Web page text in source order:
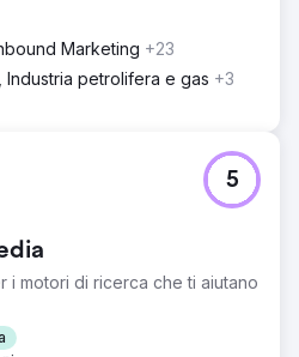
Marketing +23
Industria petrolifera e gas +3
i motori di ricerca che ti aiutano
5